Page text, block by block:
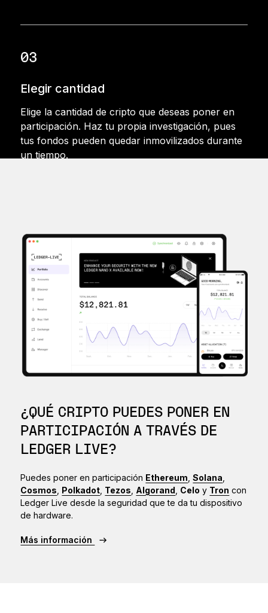
03
Elegir cantidad
Elige la cantidad de cripto que deseas poner en
participación. Haz tu propia investigación, pues
tus fondos pueden quedar inmovilizados durante
un tiempo.
¿QUÉ CRIPTO PUEDES PONER EN
PARTICIPACIÓN A TRAVÉS DE
LEDGER LIVE?
Puedes poner en participación Ethereum ,Solana
Cosmos Polkadot Tezos Algorand Celo y Tron con
Ledger Live desde la seguridad que te da tu dispositivo
de hardware.
Más información